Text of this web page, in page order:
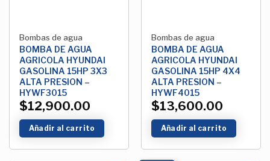
Bombas de agua
BOMBA DE AGUA
AGRICOLA HYUNDAI
GASOLINA 15HP 3X3
ALTA PRESION –
HYWF3015
$12,900.00
Añadir al carrito
Bombas de agua
BOMBA DE AGUA
AGRICOLA HYUNDAI
GASOLINA 15HP 4X4
ALTA PRESION –
HYWF4015
$13,600.00
Añadir al carrito